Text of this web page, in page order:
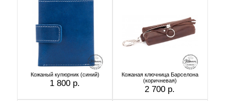
Кожаный купюрник (синий)
1 800 р.
Кожаная ключница Барселона
(коричневая)
2 700 р.